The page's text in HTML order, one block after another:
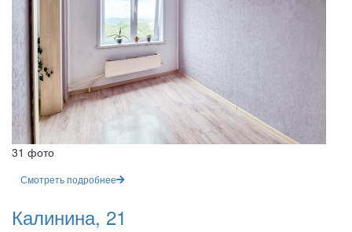
31 фото
Смотреть подробнее
Калинина, 21